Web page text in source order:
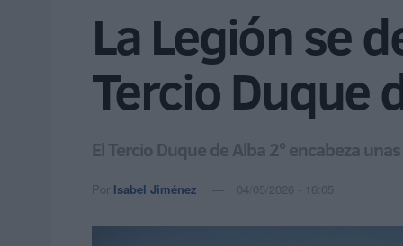
La Legión se
Tercio Duque
El Tercio Duque de Alba 2º encabeza
Por Isabel Jiménez 04/05/2026 - 16:05